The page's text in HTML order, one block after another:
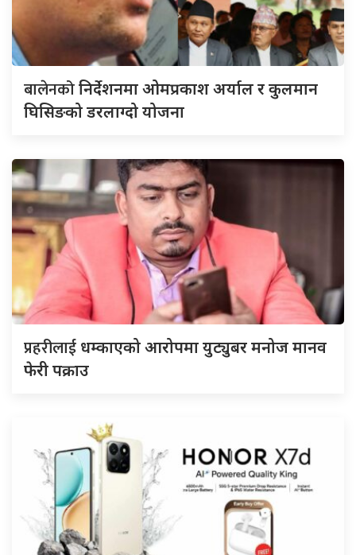
बालेनकोनिर्देशनमा ओमप्रकाश अर्याल र कुलमान
घिसिङको डरलाग्दो योजना
प्रहरीलाई धम्काएको आरोपमा युट्युबर मनोज मानव
फेरी पक्राउ